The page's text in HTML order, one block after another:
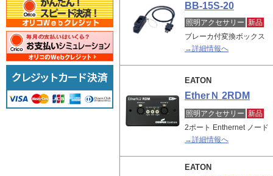
BB-15S-20
照明アクセサリー 新品
ブレーカ付変換ボックス
→詳細情報へ
EATON
EtherＮ 2RDM
照明アクセサリー 新品
2ポート Enthernet ノード
→詳細情報へ
EATON